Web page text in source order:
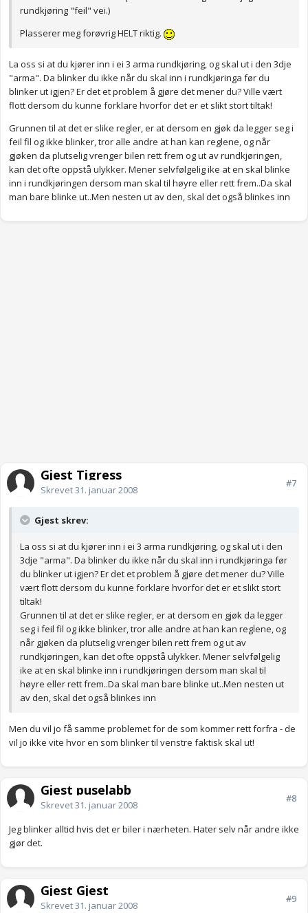
rundkjøring "feil" vei.)
Plasserer meg forøvrig HELT riktig.
La oss si at du kjører inn i ei 3 arma rundkjøring, og skal ut i den 3dje
"arma". Da blinker du ikke når du skal inn i rundkjøringa før du
blinker ut igjen? Er det et problem å gjøre det mener du? Ville vært
flott dersom du kunne forklare hvorfor det er et slikt stort tiltak!
Grunnen til at det er slike regler, er at dersom en gjøk da legger seg i
feil fil og ikke blinker, tror alle andre at han kan reglene, og når
gjøken da plutselig vrenger bilen rett frem og ut av rundkjøringen,
kan det ofte oppstå ulykker. Mener selvfølgelig ike at en skal blinke
inn i rundkjøringen dersom man skal til høyre eller rett frem..Da skal
man bare blinke ut..Men nesten ut av den, skal det også blinkes inn
Gjest Tigress
Skrevet31. januar 2008
#7
Gjest skrev:
La oss si at du kjører inn i ei 3 arma rundkjøring, og skal ut i den
3dje "arma". Da blinker du ikke når du skal inn i rundkjøringa før
du blinker ut igjen? Er det et problem å gjøre det mener du? Ville
vært flott dersom du kunne forklare hvorfor det er et slikt stort
tiltak!
Grunnen til at det er slike regler, er at dersom en gjøk da legger
seg i feil fil og ikke blinker, tror alle andre at han kan reglene, og
når gjøken da plutselig vrenger bilen rett frem og ut av
rundkjøringen, kan det ofte oppstå ulykker. Mener selvfølgelig
ike at en skal blinke inn i rundkjøringen dersom man skal til
høyre eller rett frem..Da skal man bare blinke ut..Men nesten ut
av den, skal det også blinkes inn
Men du vil jo få samme problemet for de som kommer rett forfra - de
vil jo ikke vite hvor en som blinker til venstre faktisk skal ut!
Gjest puselabb
Skrevet31. januar 2008
#8
Jeg blinker alltid hvis det er biler i nærheten. Hater selv når andre ikke
gjør det.
Gjest Gjest
Skrevet31. januar 2008
#9